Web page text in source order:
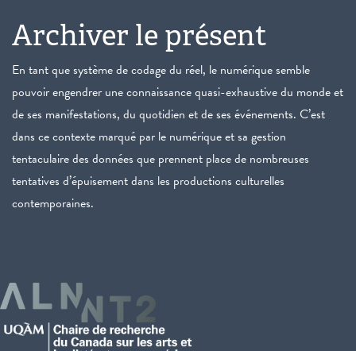
Archiver le présent
En tant que système de codage du réel, le numérique semble
pouvoir engendrer une connaissance quasi-exhaustive du monde et
de ses manifestations, du quotidien et de ses événements. C’est
dans ce contexte marqué par le numérique et sa gestion
tentaculaire des données que prennent place de nombreuses
tentatives d’épuisement dans les productions culturelles
contemporaines.